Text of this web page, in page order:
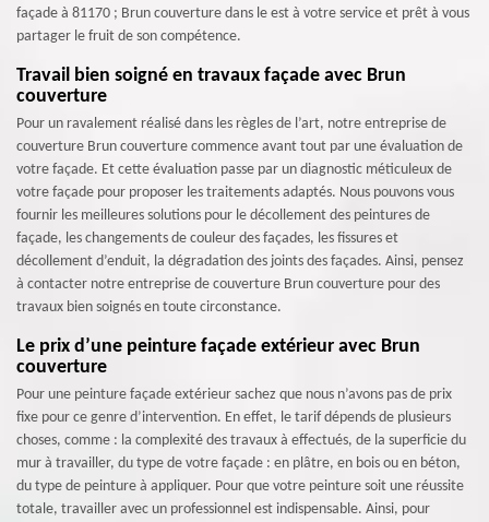
façade à 81170 ; Brun couverture dans le est à votre service et prêt à vous
partager le fruit de son compétence.
Travail bien soigné en travaux façade avec Brun
couverture
Pour un ravalement réalisé dans les règles de l’art, notre entreprise de
couverture Brun couverture commence avant tout par une évaluation de
votre façade. Et cette évaluation passe par un diagnostic méticuleux de
votre façade pour proposer les traitements adaptés. Nous pouvons vous
fournir les meilleures solutions pour le décollement des peintures de
façade, les changements de couleur des façades, les fissures et
décollement d’enduit, la dégradation des joints des façades. Ainsi, pensez
à contacter notre entreprise de couverture Brun couverture pour des
travaux bien soignés en toute circonstance.
Le prix d’une peinture façade extérieur avec Brun
couverture
Pour une peinture façade extérieur sachez que nous n’avons pas de prix
fixe pour ce genre d’intervention. En effet, le tarif dépends de plusieurs
choses, comme : la complexité des travaux à effectués, de la superficie du
mur à travailler, du type de votre façade : en plâtre, en bois ou en béton,
du type de peinture à appliquer. Pour que votre peinture soit une réussite
totale, travailler avec un professionnel est indispensable. Ainsi, pour